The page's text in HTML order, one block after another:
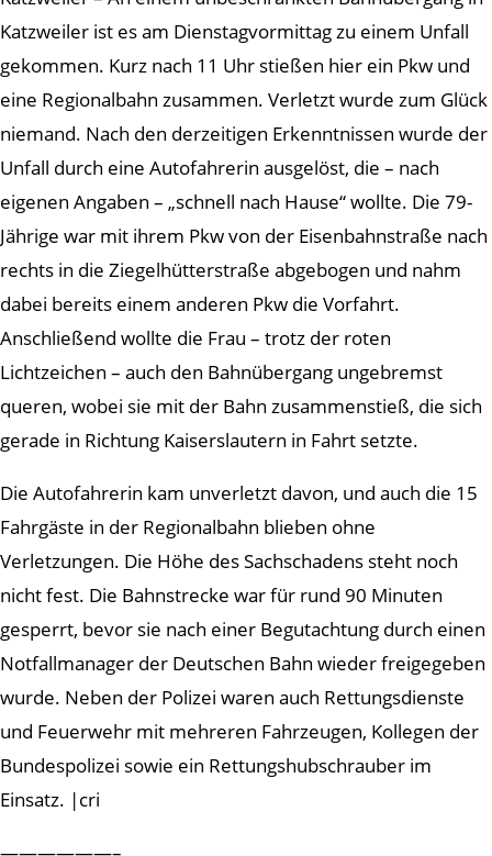
Katzweiler ist es am Dienstagvormittag zu einem Unfall
gekommen. Kurz nach 11 Uhr stießen hier ein Pkw und
eine Regionalbahn zusammen. Verletzt wurde zum Glück
niemand. Nach den derzeitigen Erkenntnissen wurde der
Unfall durch eine Autofahrerin ausgelöst, die – nach
eigenen Angaben – „schnell nach Hause“ wollte. Die 79-
Jährige war mit ihrem Pkw von der Eisenbahnstraße nach
rechts in die Ziegelhütterstraße abgebogen und nahm
dabei bereits einem anderen Pkw die Vorfahrt.
Anschließend wollte die Frau – trotz der roten
Lichtzeichen – auch den Bahnübergang ungebremst
queren, wobei sie mit der Bahn zusammenstieß, die sich
gerade in Richtung Kaiserslautern in Fahrt setzte.
Die Autofahrerin kam unverletzt davon, und auch die 15
Fahrgäste in der Regionalbahn blieben ohne
Verletzungen. Die Höhe des Sachschadens steht noch
nicht fest. Die Bahnstrecke war für rund 90 Minuten
gesperrt, bevor sie nach einer Begutachtung durch einen
Notfallmanager der Deutschen Bahn wieder freigegeben
wurde. Neben der Polizei waren auch Rettungsdienste
und Feuerwehr mit mehreren Fahrzeugen, Kollegen der
Bundespolizei sowie ein Rettungshubschrauber im
Einsatz. |cri